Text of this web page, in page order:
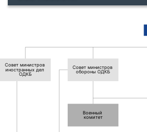
Совет министров
иностранных дел
ОДКБ
Совет министров
обороны ОДКБ
Военный
комитет